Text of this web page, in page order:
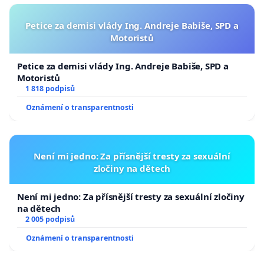
Petice za demisi vlády Ing. Andreje Babiše, SPD a
Motoristů
Petice za demisi vlády Ing. Andreje Babiše, SPD a
Motoristů
1 818 podpisů
Oznámení o transparentnosti
Není mi jedno: Za přísnější tresty za sexuální
zločiny na dětech
Není mi jedno: Za přísnější tresty za sexuální zločiny
na dětech
2 005 podpisů
Oznámení o transparentnosti